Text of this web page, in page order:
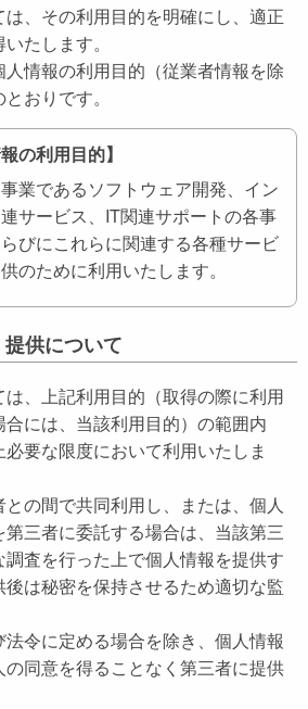
、その利用目的を明確にし、適正
たします。
情報の利用目的（従業者情報を除
おりです。
の利用目的】
業であるソフトウェア開発、イン
サービス、IT関連サポートの各事
びにこれらに関連する各種サービ
のために利用いたします。
供について
、上記利用目的（取得の際に利用
合には、当該利用目的）の範囲内
要な限度において利用いたしま
の間で共同利用し、または、個人
三者に委託する場合は、当該第三
査を行った上で個人情報を提供す
後は秘密を保持させるため適切な監
令に定める場合を除き、個人情報
の同意を得ることなく第三者に提供